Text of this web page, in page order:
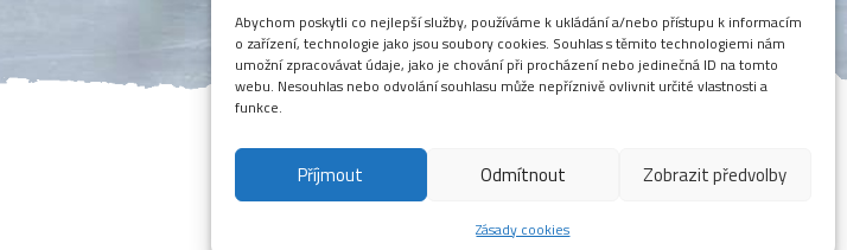
Abychom poskytli co nejlepší služby, používáme k ukládání a/nebo přístupu k informacím
o zařízení, technologie jako jsou soubory cookies. Souhlas s těmito technologiemi nám
umožní zpracovávat údaje, jako je chování při procházení nebo jedinečná ID na tomto
webu. Nesouhlas nebo odvolání souhlasu může nepříznivě ovlivnit určité vlastnosti a
funkce.
Příjmout Odmítnout Zobrazit předvolby
Zásady cookies
Hledat: